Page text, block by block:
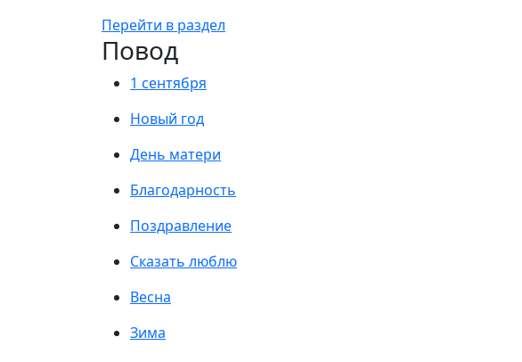
Перейти в раздел
Повод
1 сентября
Новый год
День матери
Благодарность
Поздравление
Сказать люблю
Весна
Зима